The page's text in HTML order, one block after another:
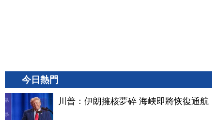
今日熱門
川普：伊朗擁核夢碎 海峽即將恢復通航